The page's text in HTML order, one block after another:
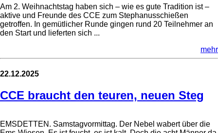
Am 2. Weihnachtstag haben sich – wie es gute Tradition ist –
aktive und Freunde des CCE zum Stephanusschießen
getroffen. In gemütlicher Runde gingen rund 20 Teilnehmer an
den Start und lieferten sich ...
mehr
22.12.2025
CCE braucht den teuren, neuen Steg
EMSDETTEN. Samstagvormittag. Der Nebel wabert über die